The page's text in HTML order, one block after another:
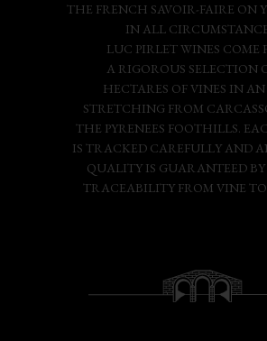
THE FRENCH SAVOIR-FAIRE ON
IN ALL
LUC PIRLET WINES COME
A RIGOROUS SELECTION
HECTARES OF VINES IN
STRETCHING FROM
THE PYRENEES FOOTHILLS.
IS TRACKED CAREFULLY AND
QUALITY IS GUARANTEED
TRACEABILITY FROM VINE